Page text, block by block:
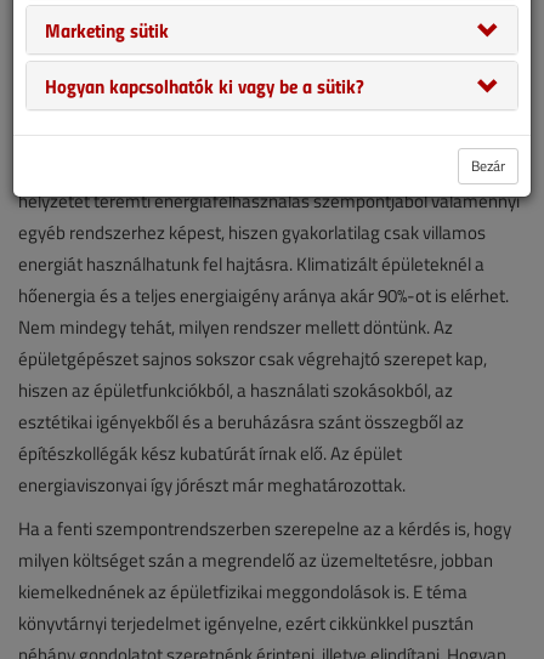
Kontinentális éghajlatunk mellett az épületekben felhasznált
energia 70-80 százaléka hőenergia, melyet egész évben
használati melegvíz előállításra, illetve fűtési időszakban fűtésre
fordítunk. A modern épületeknél egyre szélesebb körben terjedő
klimatizálás szintén hőenergiát igényel, amely a leghátrányosabb
helyzetet teremti energiafelhasználás szempontjából valamennyi
egyéb rendszerhez képest, hiszen gyakorlatilag csak villamos
energiát használhatunk fel hajtásra. Klimatizált épületeknél a
hőenergia és a teljes energiaigény aránya akár 90%-ot is elérhet.
Nem mindegy tehát, milyen rendszer mellett döntünk. Az
épületgépészet sajnos sokszor csak végrehajtó szerepet kap,
hiszen az épületfunkciókból, a használati szokásokból, az
esztétikai igényekből és a beruházásra szánt összegből az
építészkollégák kész kubatúrát írnak elő. Az épület
energiaviszonyai így jórészt már meghatározottak.
Ha a fenti szempontrendszerben szerepelne az a kérdés is, hogy
milyen költséget szán a megrendelő az üzemeltetésre, jobban
kiemelkednének az épületfizikai meggondolások is. E téma
könyvtárnyi terjedelmet igényelne, ezért cikkünkkel pusztán
Marketing sütik
Hogyan kapcsolhatók ki vagy be a sütik?
Bezár